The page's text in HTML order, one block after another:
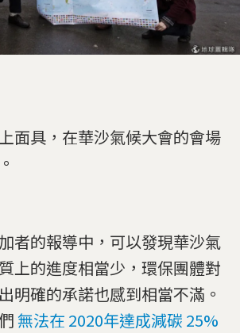
面具，在華沙氣候大會的會場
者的報導中，可以發現華沙氣
上的進度相當少，環保團體對
明確的承諾也感到相當不滿。
無法在 2020年達成減碳 25%